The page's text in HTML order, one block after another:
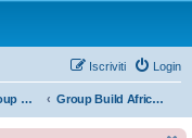
Login
Iscriviti
Raccolta Group Build Group Build Africa 2020